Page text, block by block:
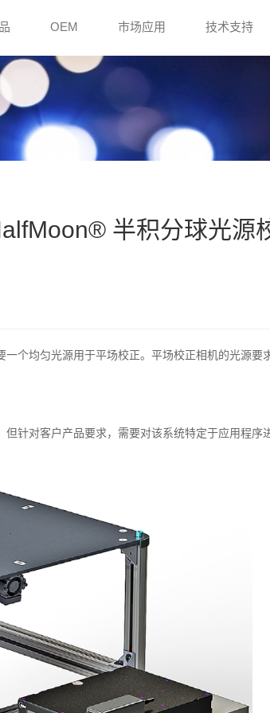
OEM 市场应用 技术支持
半积分球光源
个均匀光源用于平场校正。平场校正相机的光源要
针对客户产品要求，需要对该系统特定于应用程序